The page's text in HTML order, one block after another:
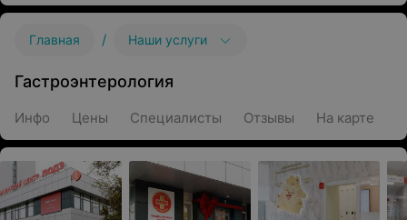
Главная / Наши услуги
Гастроэнтерология
Инфо Цены Специалисты Отзывы На карте